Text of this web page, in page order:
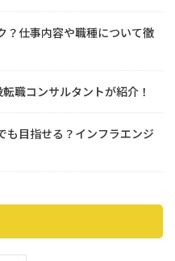
？仕事内容や職種について徹
職コンサルタントが紹介！
も目指せる？インフラエンジ